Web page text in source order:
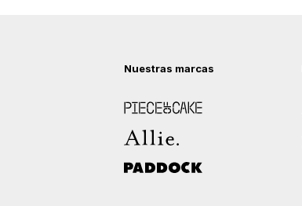
Nuestras marcas
Piece of Cake
Allie
Paddock